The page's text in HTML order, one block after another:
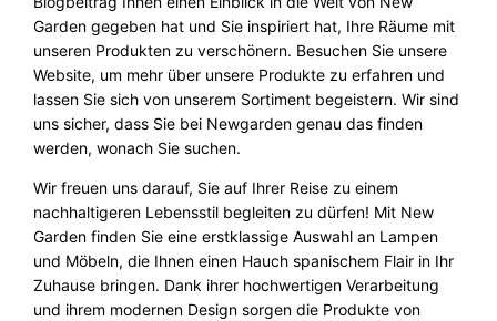
Garden gegeben hat und Sie inspiriert hat, Ihre Räume mit
unseren Produkten zu verschönern. Besuchen Sie unsere
Website, um mehr über unsere Produkte zu erfahren und
lassen Sie sich von unserem Sortiment begeistern. Wir sind
uns sicher, dass Sie bei Newgarden genau das finden
werden, wonach Sie suchen.
Wir freuen uns darauf, Sie auf Ihrer Reise zu einem
nachhaltigeren Lebensstil begleiten zu dürfen! Mit New
Garden finden Sie eine erstklassige Auswahl an Lampen
und Möbeln, die Ihnen einen Hauch spanischem Flair in Ihr
Zuhause bringen. Dank ihrer hochwertigen Verarbeitung
und ihrem modernen Design sorgen die Produkte von